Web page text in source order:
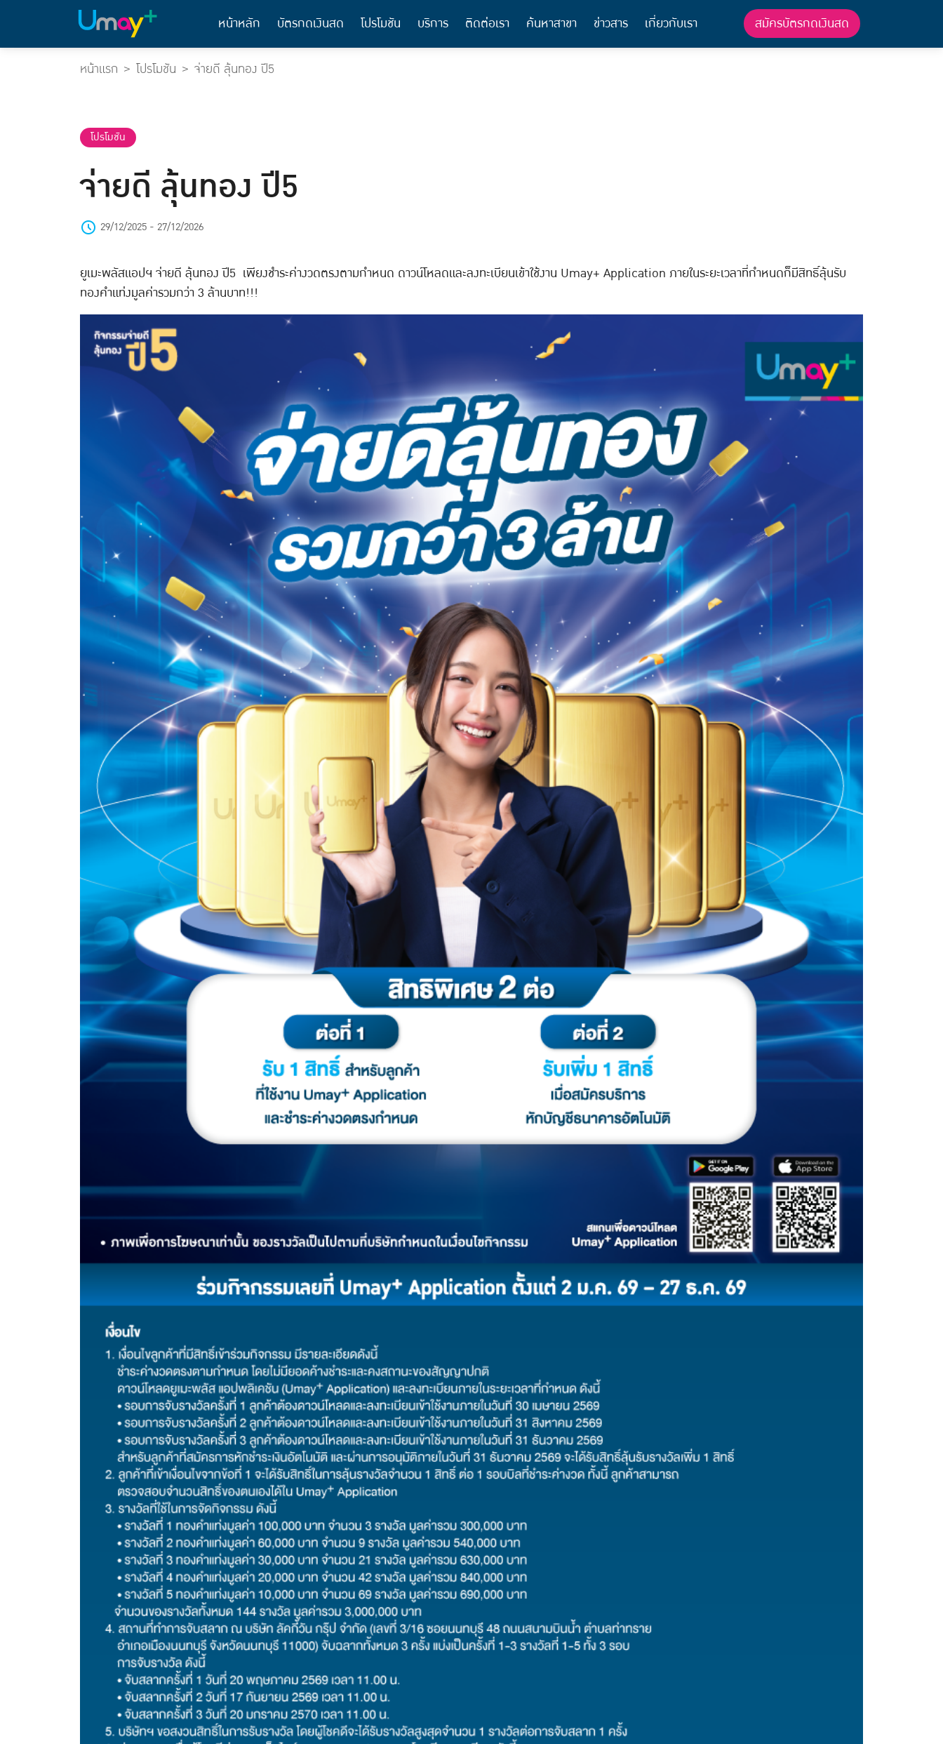
หน้าหลัก บัตรกดเงินสด โปรโมชัน บริการ ติดต่อเรา ค้นหาสาขา ข่าวสาร เกี่ยวกับเรา สมัครบัตรกดเงินสด
หน้าแรก โปรโมชัน จ่ายดี ลุ้นทอง ปี5
โปรโมชัน
จ่ายดี ลุ้นทอง ปี5
29/12/2025 - 27/12/2026
ยูเมะพลัสแอปฯ จ่ายดี ลุ้นทอง ปี5 เพียงชำระค่างวดตรงตามกำหนด ดาวน์โหลดและลงทะเบียนเข้าใช้งาน Umay+ Application ภายในระยะเวลาที่กำหนดก็มีสิทธิ์ลุ้นรับ
ทองคำแท่งมูลค่ารวมกว่า 3 ล้านบาท!!!